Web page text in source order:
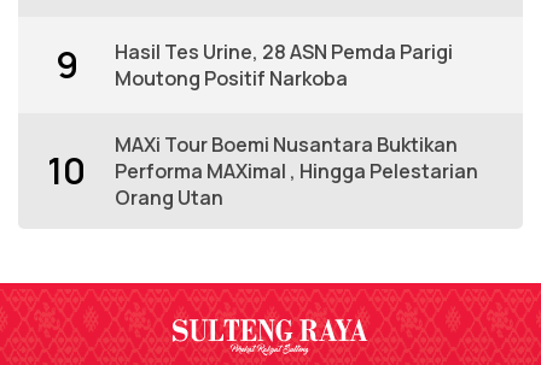
9
Hasil Tes Urine, 28 ASN Pemda Parigi
Moutong Positif Narkoba
10
MAXi Tour Boemi Nusantara Buktikan
Performa MAXimal , Hingga Pelestarian
Orang Utan